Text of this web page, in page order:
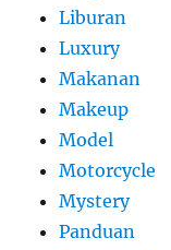
Liburan
Luxury
Makanan
Makeup
Model
Motorcycle
Mystery
Panduan